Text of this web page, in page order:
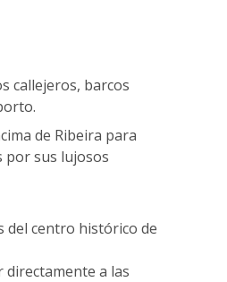
callejeros, barcos
de Ribeira para
por sus lujosos
del centro histórico de
directamente a las